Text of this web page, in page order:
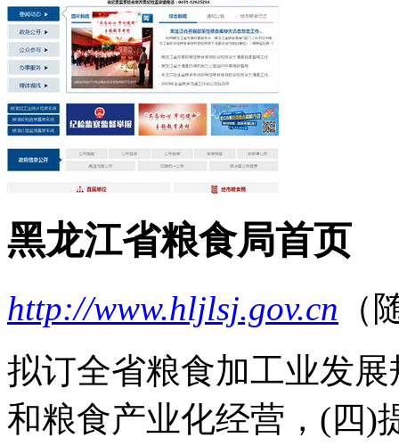
黑龙江省粮食局首页
http://www.hljlsj.gov.cn （
拟订全省粮食加工业发
和粮食产业化经营，(四)